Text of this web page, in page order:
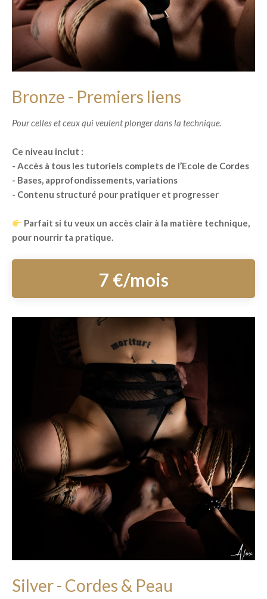
Bronze - Premiers liens
Pour celles et ceux qui veulent plonger dans la technique.
Ce niveau inclut :
- Accès à tous les tutoriels complets de l’Ecole de Cordes
- Bases, approfondissements, variations
- Contenu structuré pour pratiquer et progresser
Parfait si tu veux un accès clair à la matière technique,
pour nourrir ta pratique.
7 €/mois
Silver - Cordes & Peau